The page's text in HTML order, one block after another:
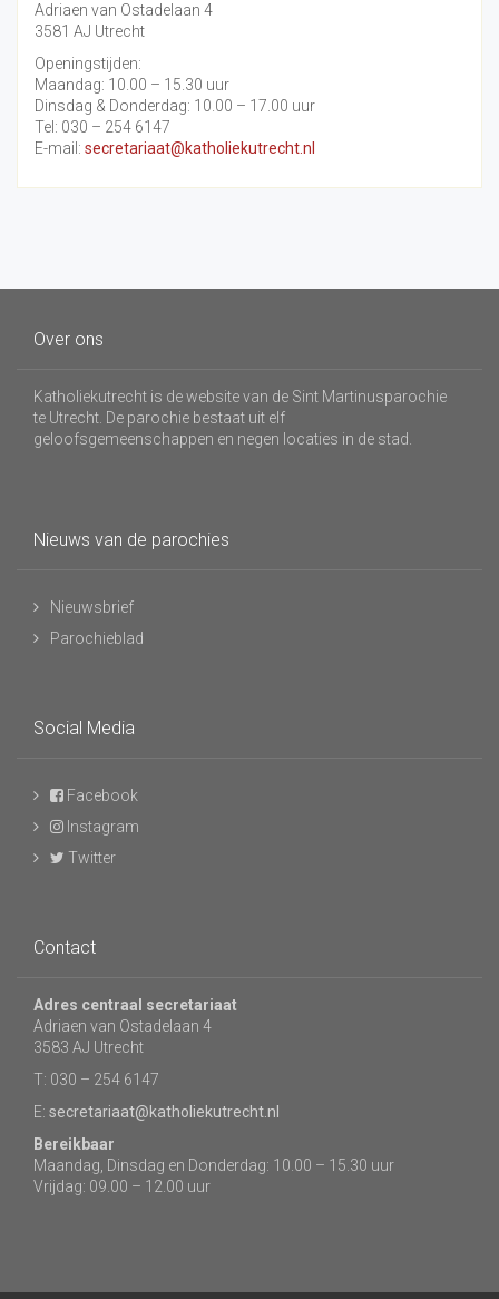
Adriaen van Ostadelaan 4
3581 AJ Utrecht
Openingstijden:
Maandag: 10.00 – 15.30 uur
Dinsdag & Donderdag: 10.00 – 17.00 uur
Tel: 030 – 254 6147
E-mail: secretariaat@katholiekutrecht.nl
Over ons
Katholiekutrecht is de website van de Sint Martinusparochie
te Utrecht. De parochie bestaat uit elf
geloofsgemeenschappen en negen locaties in de stad.
Nieuws van de parochies
Nieuwsbrief
Parochieblad
Social Media
Facebook
Instagram
Twitter
Contact
Adres centraal secretariaat
Adriaen van Ostadelaan 4
3583 AJ Utrecht
T: 030 – 254 6147
E: secretariaat@katholiekutrecht.nl
Bereikbaar
Maandag, Dinsdag en Donderdag: 10.00 – 15.30 uur
Vrijdag: 09.00 – 12.00 uur